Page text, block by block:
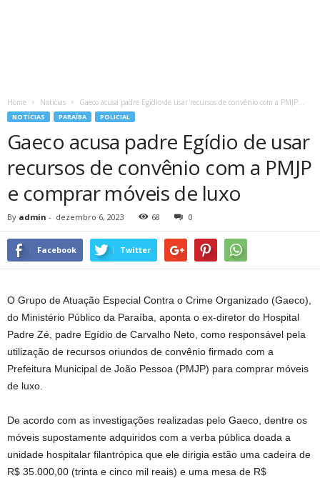
Home Notícias Gaeco acusa padre Egídio de usar recursos de convênio com a PMJP...
NOTÍCIAS PARAÍBA POLICIAL
Gaeco acusa padre Egídio de usar
recursos de convênio com a PMJP
e comprar móveis de luxo
By admin - dezembro 6, 2023 68 0
Facebook Twitter
O Grupo de Atuação Especial Contra o Crime Organizado (Gaeco),
do Ministério Público da Paraíba, aponta o ex-diretor do Hospital
Padre Zé, padre Egídio de Carvalho Neto, como responsável pela
utilização de recursos oriundos de convênio firmado com a
Prefeitura Municipal de João Pessoa (PMJP) para comprar móveis
de luxo.
De acordo com as investigações realizadas pelo Gaeco, dentre os
móveis supostamente adquiridos com a verba pública doada a
unidade hospitalar filantrópica que ele dirigia estão uma cadeira de
R$ 35.000,00 (trinta e cinco mil reais) e uma mesa de R$